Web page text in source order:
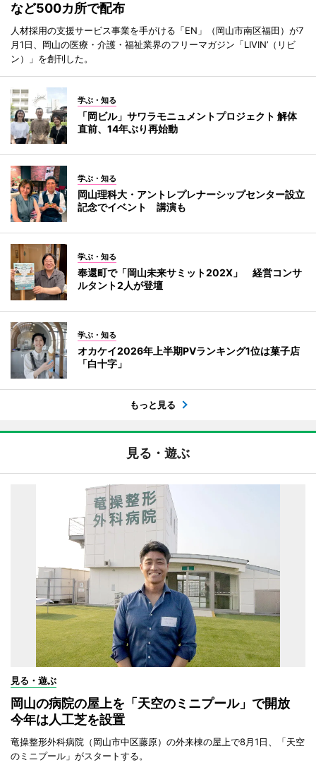
など500カ所で配布
人材採用の支援サービス事業を手がける「EN」（岡山市南区福田）が7
月1日、岡山の医療・介護・福祉業界のフリーマガジン「LIVIN’（リビ
ン）」を創刊した。
学ぶ・知る
「岡ビル」サワラモニュメントプロジェクト 解体
直前、14年ぶり再始動
学ぶ・知る
岡山理科大・アントレプレナーシップセンター設立
記念でイベント 講演も
学ぶ・知る
奉還町で「岡山未来サミット202X」 経営コンサ
ルタント2人が登壇
学ぶ・知る
オカケイ2026年上半期PVランキング1位は菓子店
「白十字」
もっと見る
見る・遊ぶ
見る・遊ぶ
岡山の病院の屋上を「天空のミニプール」で開放
今年は人工芝を設置
竜操整形外科病院（岡山市中区藤原）の外来棟の屋上で8月1日、「天空
のミニプール」がスタートする。